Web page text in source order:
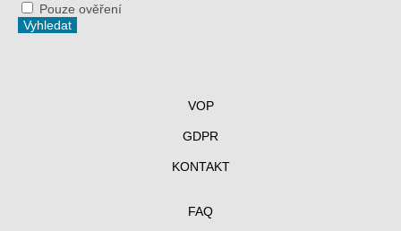
Pouze ověření
VOP
GDPR
KONTAKT
FAQ